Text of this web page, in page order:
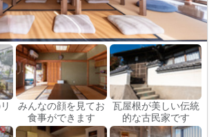
みんなの顔を見てお
食事ができます
瓦屋根が美しい伝統
的な古民家です